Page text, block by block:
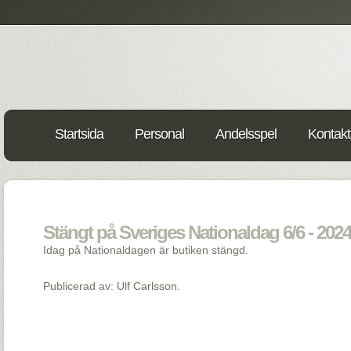
Startsida Personal Andelsspel
Stängt på Sveriges Nationaldag 6/6 -
Idag på Nationaldagen är butiken stängd.
Publicerad av: Ulf Carlsson.